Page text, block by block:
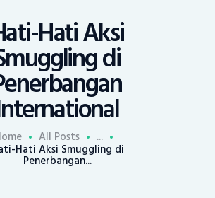
Hati Aksi
di
All Posts ...
Hati Aksi Smuggling di
Penerbangan...